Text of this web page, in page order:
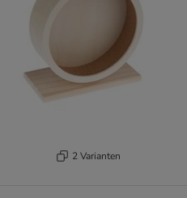
2 Varianten